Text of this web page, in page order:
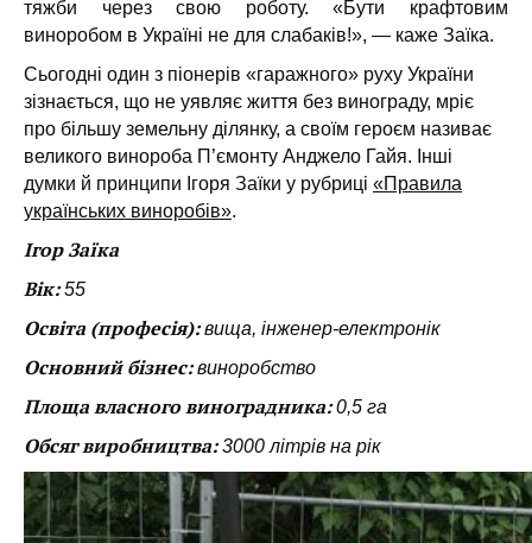
тяжби через свою роботу. «Бути крафтовим
виноробом в Україні не для слабаків!», — каже Заїка.
Сьогодні один з піонерів «гаражного» руху України
зізнається, що не уявляє життя без винограду, мріє
про більшу земельну ділянку, а своїм героєм називає
великого винороба П’ємонту Анджело Гайя. Інші
думки й принципи Ігоря Заїки у рубриці «Правила
українських виноробів».
Ігор Заїка
Вік:55
Освіта (професія):вища, інженер-електронік
Основний бізнес:виноробство
Площа власного виноградника:0,5 га
Обсяг виробництва:3000 літрів на рік